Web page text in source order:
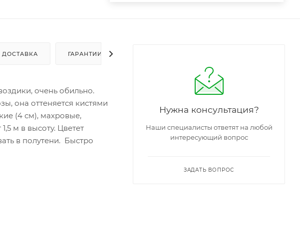
ДОСТАВКА ГАРАНТИИ
очень обильно.
она оттеняется кистями
(4 см), махровые,
м в высоту. Цветет
в полутени. Быстро
Нужна консультация?
Наши специалисты ответят на любой
интересующий вопрос
ЗАДАТЬ ВОПРОС